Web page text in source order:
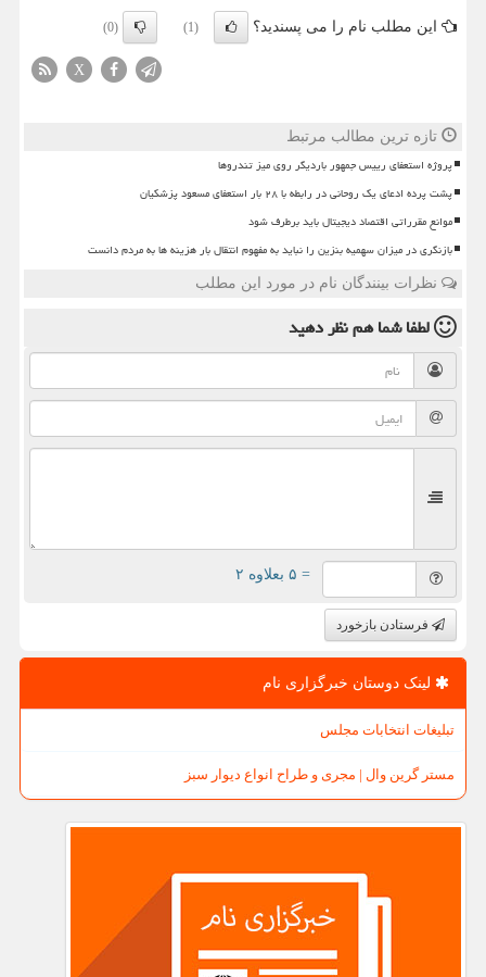
این مطلب نام را می پسندید؟ (1)
(0)
X
تازه ترین مطالب مرتبط
پروژه استعفای رییس جمهور باردیگر روی میز تندروها
پشت پرده ادعای یک روحانی در رابطه با ۲۸ بار استعفای مسعود پزشکیان
موانع مقرراتی اقتصاد دیجیتال باید برطرف شود
بازنگری در میزان سهمیه بنزین را نباید به مفهوم انتقال بار هزینه ها به مردم دانست
نظرات بینندگان نام در مورد این مطلب
لطفا شما همنظر دهید
= ۵ بعلاوه ۲
فرستادن بازخورد
لینک دوستان خبرگزاری نام
تبلیغات انتخابات مجلس
مستر گرین وال | مجری و طراح انواع دیوار سبز